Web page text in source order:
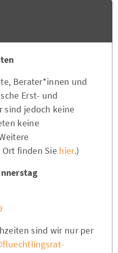
Berater*innen und
Erst- und
sind jedoch keine
keine
finden Sie hier.)
sind wir nur per